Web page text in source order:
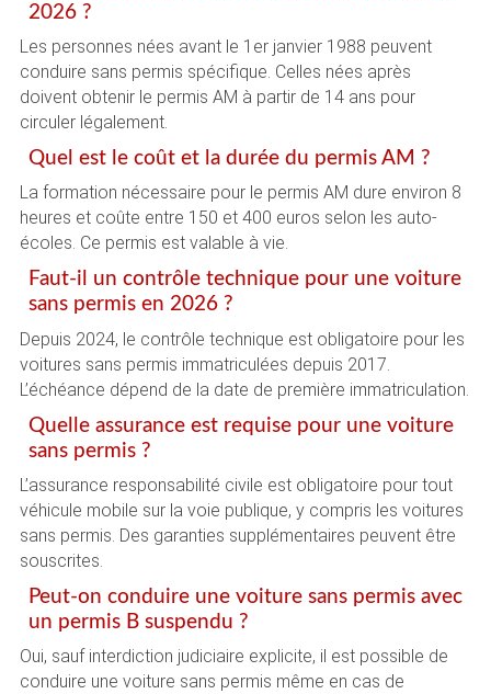
2026 ?
Les personnes nées avant le 1er janvier 1988 peuvent
conduire sans permis spécifique. Celles nées après
doivent obtenir le permis AM à partir de 14 ans pour
circuler légalement.
Quel est le coût et la durée du permis AM ?
La formation nécessaire pour le permis AM dure environ 8
heures et coûte entre 150 et 400 euros selon les auto-
écoles. Ce permis est valable à vie.
Faut-il un contrôle technique pour une voiture
sans permis en 2026 ?
Depuis 2024, le contrôle technique est obligatoire pour les
voitures sans permis immatriculées depuis 2017.
L’échéance dépend de la date de première immatriculation.
Quelle assurance est requise pour une voiture
sans permis ?
L’assurance responsabilité civile est obligatoire pour tout
véhicule mobile sur la voie publique, y compris les voitures
sans permis. Des garanties supplémentaires peuvent être
souscrites.
Peut-on conduire une voiture sans permis avec
un permis B suspendu ?
Oui, sauf interdiction judiciaire explicite, il est possible de
conduire une voiture sans permis même en cas de